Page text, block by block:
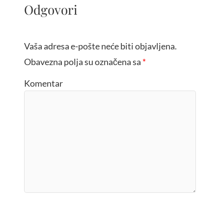
Odgovori
Vaša adresa e-pošte neće biti objavljena.
Obavezna polja su označena sa *
Komentar